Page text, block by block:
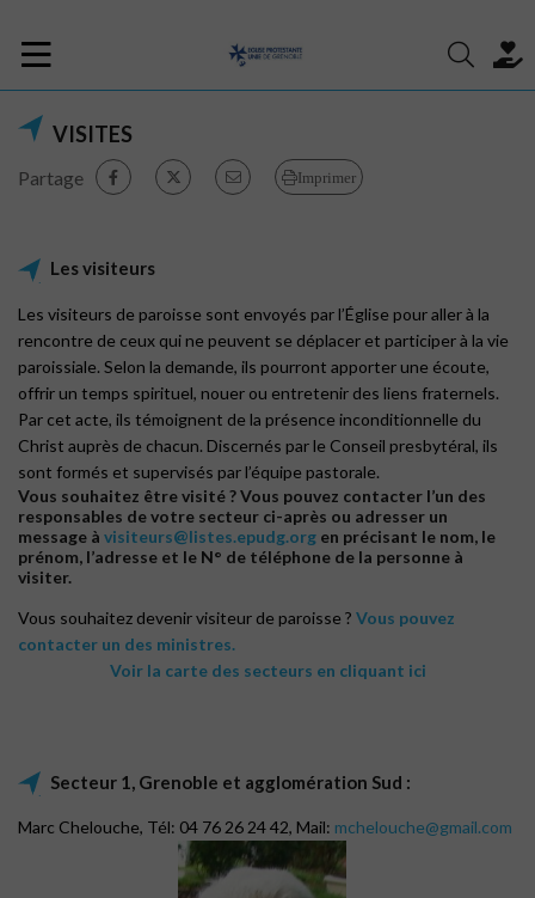
VISITES
Partage Imprimer
Les visiteurs
Les visiteurs de paroisse sont envoyés par l’Église pour aller à la
rencontre de ceux qui ne peuvent se déplacer et participer à la vie
paroissiale. Selon la demande, ils pourront apporter une écoute,
offrir un temps spirituel, nouer ou entretenir des liens fraternels.
Par cet acte, ils témoignent de la présence inconditionnelle du
Christ auprès de chacun. Discernés par le Conseil presbytéral, ils
sont formés et supervisés par l’équipe pastorale.
Vous souhaitez être visité ? Vous pouvez contacter l’un des
responsables de votre secteur ci-après ou adresser un
message à visiteurs@listes.epudg.org en précisant le nom, le
prénom, l’adresse et le N° de téléphone de la personne à
visiter.
Vous souhaitez devenir visiteur de paroisse ? Vous pouvez
contacter un des ministres.
Voir la carte des secteurs en cliquant ici
Secteur 1, Grenoble et agglomération Sud :
Marc Chelouche, Tél: 04 76 26 24 42, Mail: mchelouche@gmail.com